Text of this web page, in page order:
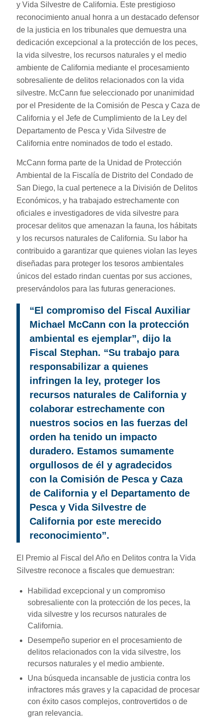
y Vida Silvestre de California. Este prestigioso
reconocimiento anual honra a un destacado defensor
de la justicia en los tribunales que demuestra una
dedicación excepcional a la protección de los peces,
la vida silvestre, los recursos naturales y el medio
ambiente de California mediante el procesamiento
sobresaliente de delitos relacionados con la vida
silvestre. McCann fue seleccionado por unanimidad
por el Presidente de la Comisión de Pesca y Caza de
California y el Jefe de Cumplimiento de la Ley del
Departamento de Pesca y Vida Silvestre de
California entre nominados de todo el estado.
McCann forma parte de la Unidad de Protección
Ambiental de la Fiscalía de Distrito del Condado de
San Diego, la cual pertenece a la División de Delitos
Económicos, y ha trabajado estrechamente con
oficiales e investigadores de vida silvestre para
procesar delitos que amenazan la fauna, los hábitats
y los recursos naturales de California. Su labor ha
contribuido a garantizar que quienes violan las leyes
diseñadas para proteger los tesoros ambientales
únicos del estado rindan cuentas por sus acciones,
preservándolos para las futuras generaciones.
“El compromiso del Fiscal Auxiliar
Michael McCann con la protección
ambiental es ejemplar”, dijo la
Fiscal Stephan. “Su trabajo para
responsabilizar a quienes
infringen la ley, proteger los
recursos naturales de California y
colaborar estrechamente con
nuestros socios en las fuerzas del
orden ha tenido un impacto
duradero. Estamos sumamente
orgullosos de él y agradecidos
con la Comisión de Pesca y Caza
de California y el Departamento de
Pesca y Vida Silvestre de
California por este merecido
reconocimiento”.
El Premio al Fiscal del Año en Delitos contra la Vida
Silvestre reconoce a fiscales que demuestran:
Habilidad excepcional y un compromiso
sobresaliente con la protección de los peces, la
vida silvestre y los recursos naturales de
California.
Desempeño superior en el procesamiento de
delitos relacionados con la vida silvestre, los
recursos naturales y el medio ambiente.
Una búsqueda incansable de justicia contra los
infractores más graves y la capacidad de procesar
con éxito casos complejos, controvertidos o de
gran relevancia.